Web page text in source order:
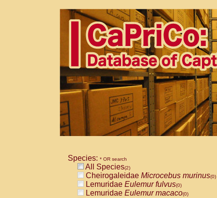
Species: * OR search
All Species(2)
Cheirogaleidae Microcebus murinus(0)
Lemuridae Eulemur fulvus(0)
Lemuridae Eulemur macaco(0)